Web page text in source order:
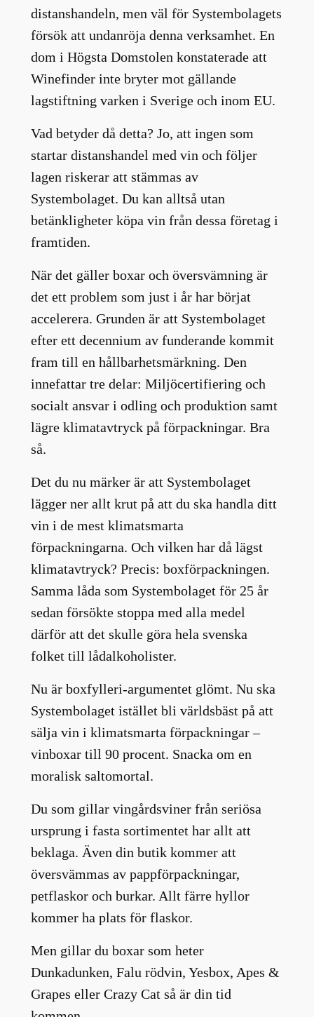
distanshandeln, men väl för Systembolagets
försök att undanröja denna verksamhet. En
dom i Högsta Domstolen konstaterade att
Winefinder inte bryter mot gällande
lagstiftning varken i Sverige och inom EU.
Vad betyder då detta? Jo, att ingen som
startar distanshandel med vin och följer
lagen riskerar att stämmas av
Systembolaget. Du kan alltså utan
betänkligheter köpa vin från dessa företag i
framtiden.
När det gäller boxar och översvämning är
det ett problem som just i år har börjat
accelerera. Grunden är att Systembolaget
efter ett decennium av funderande kommit
fram till en hållbarhetsmärkning. Den
innefattar tre delar: Miljöcertifiering och
socialt ansvar i odling och produktion samt
lägre klimatavtryck på förpackningar. Bra
så.
Det du nu märker är att Systembolaget
lägger ner allt krut på att du ska handla ditt
vin i de mest klimatsmarta
förpackningarna. Och vilken har då lägst
klimatavtryck? Precis: boxförpackningen.
Samma låda som Systembolaget för 25 år
sedan försökte stoppa med alla medel
därför att det skulle göra hela svenska
folket till lådalkoholister.
Nu är boxfylleri-argumentet glömt. Nu ska
Systembolaget istället bli världsbäst på att
sälja vin i klimatsmarta förpackningar –
vinboxar till 90 procent. Snacka om en
moralisk saltomortal.
Du som gillar vingårdsviner från seriösa
ursprung i fasta sortimentet har allt att
beklaga. Även din butik kommer att
översvämmas av pappförpackningar,
petflaskor och burkar. Allt färre hyllor
kommer ha plats för flaskor.
Men gillar du boxar som heter
Dunkadunken, Falu rödvin, Yesbox, Apes &
Grapes eller Crazy Cat så är din tid